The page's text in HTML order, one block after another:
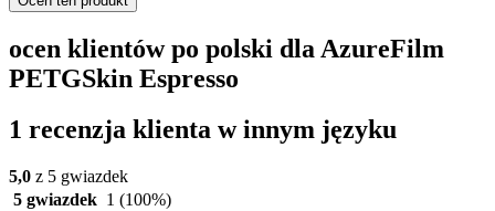
ocen klientów po polski dla AzureFilm
PETGSkin Espresso
1 recenzja klienta w innym języku
5,0 z 5 gwiazdek
5 gwiazdek 1 (100%)